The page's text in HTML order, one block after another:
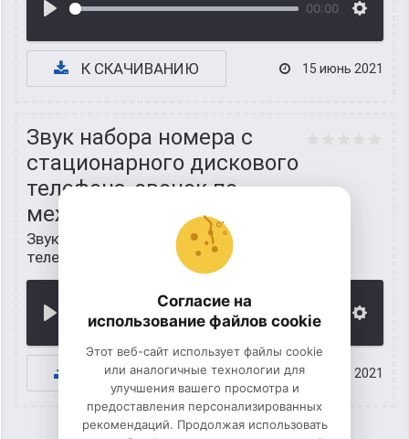
00:00
К СКАЧИВАНИЮ 15 июнь 2021
Звук набора номера с
стационарного дискового
телефона, звонок по
межгороду
Звуки ситуаций
Звуки гудков
телефона (зуммер)
00:00
К СКАЧИВАНИЮ 15 июнь 2021
Согласие на
использование файлов cookie
Этот веб-сайт использует файлы cookie
или аналогичные технологии для
улучшения вашего просмотра и
предоставления персонализированных
рекомендаций. Продолжая использовать